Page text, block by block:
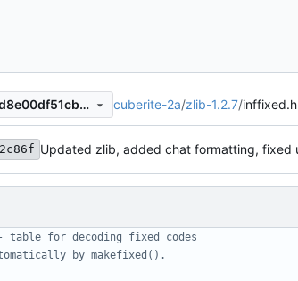
d0b9e817956a57389f17a3d8e00df51cbe8cc309 cuberite-2a/zlib-1.2.7/inffixed.h